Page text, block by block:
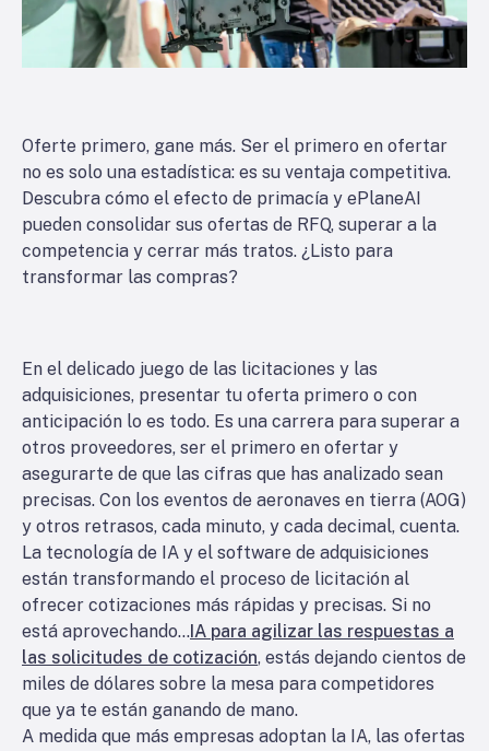
Oferte primero, gane más. Ser el primero en ofertar
no es solo una estadística: es su ventaja competitiva.
Descubra cómo el efecto de primacía y ePlaneAI
pueden consolidar sus ofertas de RFQ, superar a la
competencia y cerrar más tratos. ¿Listo para
transformar las compras?
En el delicado juego de las licitaciones y las
adquisiciones, presentar tu oferta primero o con
anticipación lo es todo. Es una carrera para superar a
otros proveedores, ser el primero en ofertar y
asegurarte de que las cifras que has analizado sean
precisas. Con los eventos de aeronaves en tierra (AOG)
y otros retrasos, cada minuto, y cada decimal, cuenta.
La tecnología de IA y el software de adquisiciones
están transformando el proceso de licitación al
ofrecer cotizaciones más rápidas y precisas. Si no
está aprovechando...IA para agilizar las respuestas a
las solicitudes de cotización, estás dejando cientos de
miles de dólares sobre la mesa para competidores
que ya te están ganando de mano.
A medida que más empresas adoptan la IA, las ofertas